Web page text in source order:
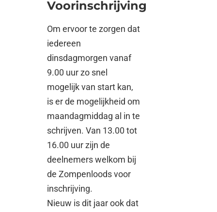
Voorinschrijving
Om ervoor te zorgen dat
iedereen
dinsdagmorgen vanaf
9.00 uur zo snel
mogelijk van start kan,
is er de mogelijkheid om
maandagmiddag al in te
schrijven. Van 13.00 tot
16.00 uur zijn de
deelnemers welkom bij
de Zompenloods voor
inschrijving.
Nieuw is dit jaar ook dat